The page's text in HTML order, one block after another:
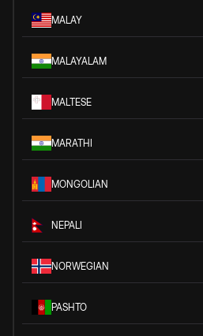
MALAY
MALAYALAM
MALTESE
MARATHI
MONGOLIAN
NEPALI
NORWEGIAN
PASHTO